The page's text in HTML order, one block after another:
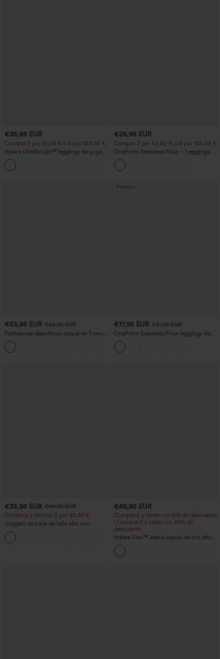
€35,95 EUR
Compra 2 por 61,54 € o 4 por 123,08 €.
Halara UltraSculpt™ leggings de yoga
bootcut de talle alto con control
abdominal, efecto moldeador y bolsillos
€26,95 EUR
Compra 3 por 52,62 € o 6 por 105,24 €.
OneForm Seamless Flow – Leggings de
yoga sin costuras, tiro medio, control de
abdomen y realce de glúteos
€53,95 EUR €62,95 EUR
Pantalones deportivos casual en French
terry con estampado denim, tiro medio,
estilo jeans y bolsillos
Rebajas
€17,95 EUR €31,95 EUR
OneForm Seamless Flow leggings de
yoga de talle alto con control abdominal
y realce de glúteos
€35,95 EUR €40,95 EUR
Combina y ahorra: 3 por 88,30 €
Joggers de baile de talle alto con
cordón, fruncidos, corte cónico, secado
rápido, tacto fresco y bolsillos - UPF40+
€49,95 EUR
Compra 2 y obtén un 10% de descuento
| Compra 3 y obtén un 20% de
descuento
Halara Flex™ Jeans casual de tiro alto
con control abdominal, pernera ancha y
bolsillos